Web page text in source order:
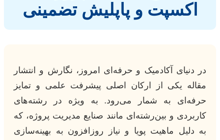
اکسپت و پاپلیش تضمینی
در دنیای آکادمیک و حرفه‌ای امروز، نگارش و انتشار
مقاله یکی از ارکان اصلی پیشرفت علمی و تمایز
حرفه‌ای به شمار می‌رود. به ویژه در رشته‌های
کاربردی و بین‌رشته‌ای مانند صنایع مدیریت پروژه، که
به دلیل ماهیت پویا و نیاز روزافزون به بهینه‌سازی